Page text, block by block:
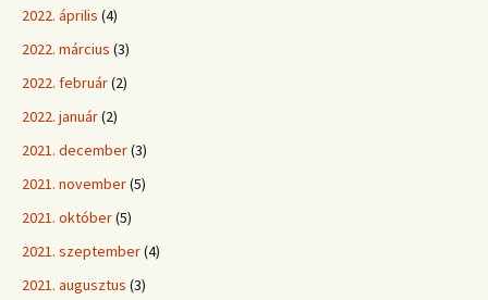
2022. április (4)
2022. március (3)
2022. február(2)
2022. január(2)
2021. december(3)
2021. november(5)
2021. október(5)
2021. szeptember(4)
2021. augusztus (3)